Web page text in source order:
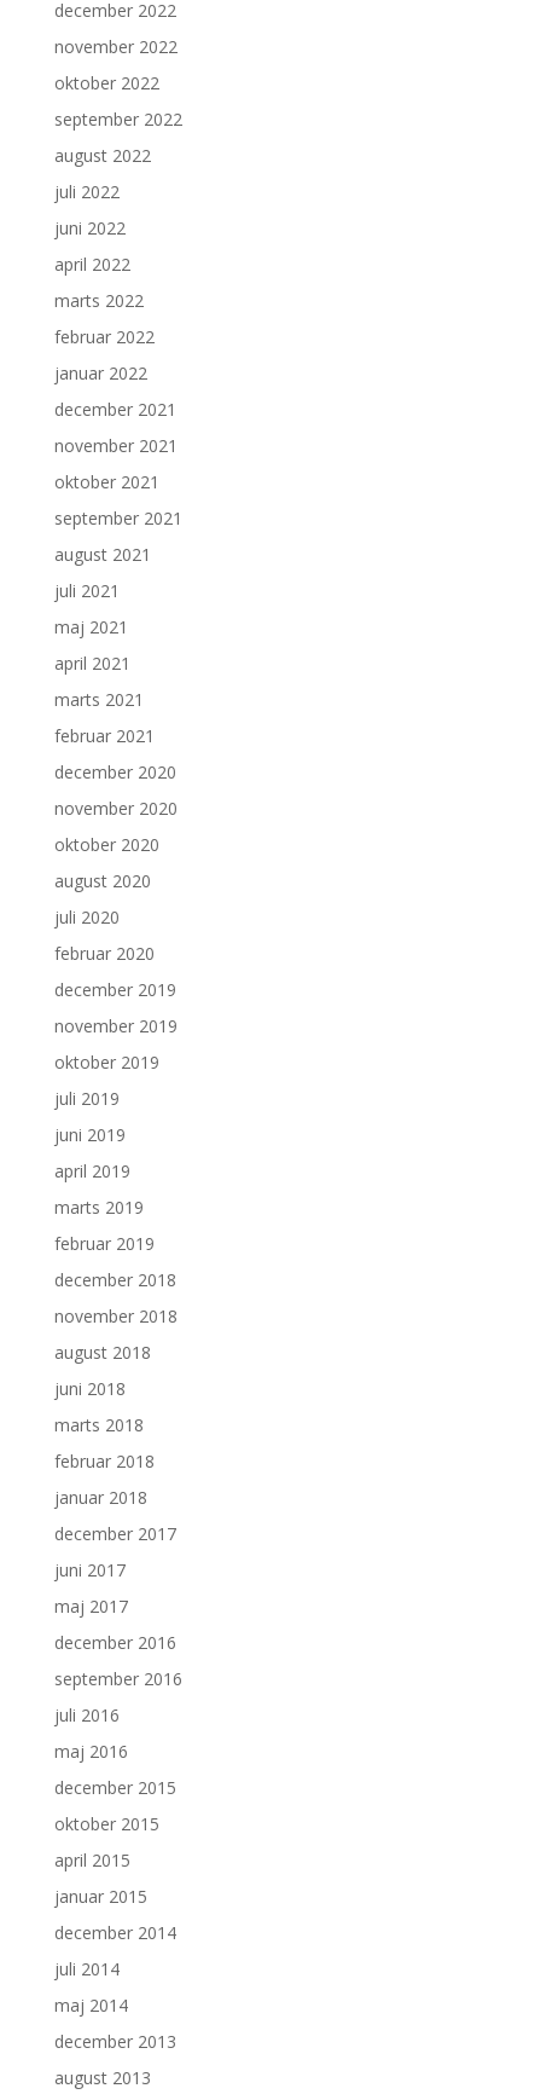
december 2022
november 2022
oktober 2022
september 2022
august 2022
juli 2022
juni 2022
april 2022
marts 2022
februar 2022
januar 2022
december 2021
november 2021
oktober 2021
september 2021
august 2021
juli 2021
maj 2021
april 2021
marts 2021
februar 2021
december 2020
november 2020
oktober 2020
august 2020
juli 2020
februar 2020
december 2019
november 2019
oktober 2019
juli 2019
juni 2019
april 2019
marts 2019
februar 2019
december 2018
november 2018
august 2018
juni 2018
marts 2018
februar 2018
januar 2018
december 2017
juni 2017
maj 2017
december 2016
september 2016
juli 2016
maj 2016
december 2015
oktober 2015
april 2015
januar 2015
december 2014
juli 2014
maj 2014
december 2013
august 2013